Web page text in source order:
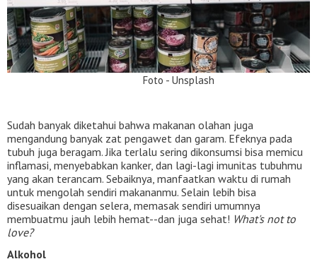
Foto - Unsplash
Sudah banyak diketahui bahwa makanan olahan juga
mengandung banyak zat pengawet dan garam. Efeknya pada
tubuh juga beragam. Jika terlalu sering dikonsumsi bisa memicu
inflamasi, menyebabkan kanker, dan lagi-lagi imunitas tubuhmu
yang akan terancam. Sebaiknya, manfaatkan waktu di rumah
untuk mengolah sendiri makananmu. Selain lebih bisa
disesuaikan dengan selera, memasak sendiri umumnya
membuatmu jauh lebih hemat--dan juga sehat! What's not to
love?
Alkohol